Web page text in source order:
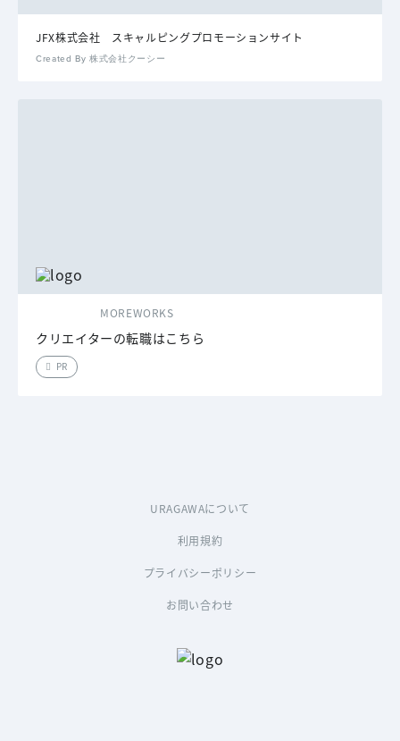
JFX株式会社 スキャルピングプロモーションサイト
Created By 株式会社クーシー
MOREWORKS
クリエイターの転職はこちら
PR
URAGAWAについて
利用規約
プライバシーポリシー
お問い合わせ